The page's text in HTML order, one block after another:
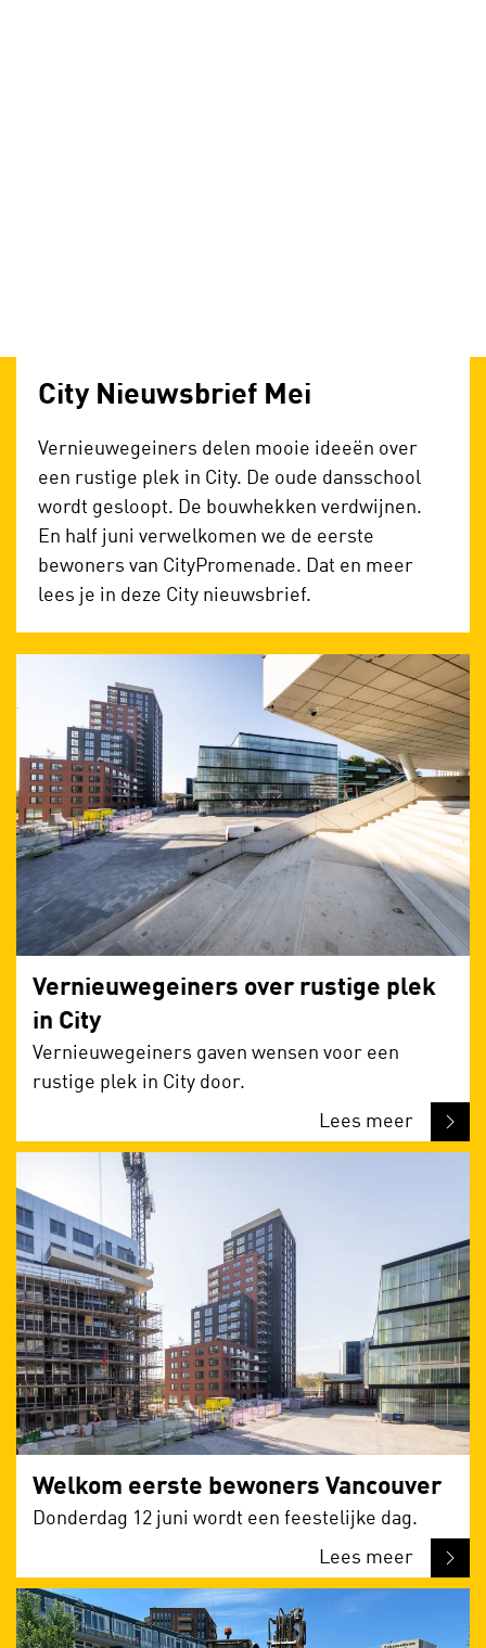
City Nieuwsbrief Mei
Vernieuwegeiners delen mooie ideeën over
een rustige plek in City. De oude dansschool
wordt gesloopt. De bouwhekken verdwijnen.
En half juni verwelkomen we de eerste
bewoners van CityPromenade. Dat en meer
lees je in deze City nieuwsbrief.
Vernieuwegeiners over rustige plek
in City
Vernieuwegeiners gaven wensen voor een
rustige plek in City door.
Lees meer
Welkom eerste bewoners Vancouver
Donderdag 12 juni wordt een feestelijke dag.
Lees meer